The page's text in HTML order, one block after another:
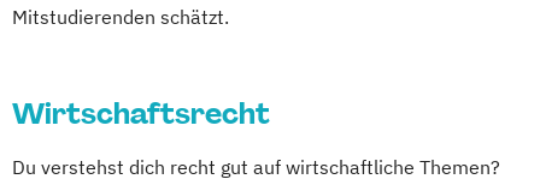
Mitstudierenden schätzt.
Wirtschaftsrecht
Du verstehst dich recht gut auf wirtschaftliche Themen?